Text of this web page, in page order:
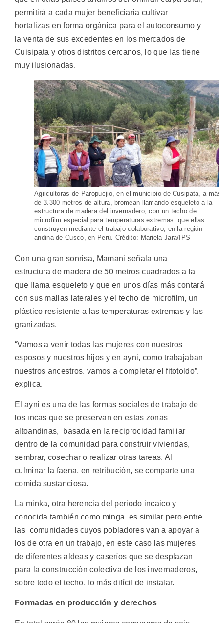
permitirá a cada mujer beneficiaria cultivar
hortalizas en forma orgánica para el autoconsumo y
la venta de sus excedentes en los mercados de
Cuisipata y otros distritos cercanos, lo que las tiene
muy ilusionadas.
Agricultoras de Paropucjio, en el municipio de Cusipata, a
de 3.300 metros de altura, bromean llamando esqueleto a la
estructura de madera del invernadero, con un techo de
microfilm especial para temperaturas extremas, que ellas
construyen mediante el trabajo colaborativo, en la región
andina de Cusco, en Perú. Crédito: Mariela Jara/IPS
Con una gran sonrisa, Mamani señala una
estructura de madera de 50 metros cuadrados a la
que llama esqueleto y que en unos días más contará
con sus mallas laterales y el techo de microfilm, un
plástico resistente a las temperaturas extremas y las
granizadas.
“Vamos a venir todas las mujeres con nuestros
esposos y nuestros hijos y en ayni, como trabajaban
nuestros ancestros, vamos a completar el fitotoldo”,
explica.
El ayni es una de las formas sociales de trabajo de
los incas que se preservan en estas zonas
altoandinas, basada en la reciprocidad familiar
dentro de la comunidad para construir viviendas,
sembrar, cosechar o realizar otras tareas. Al
culminar la faena, en retribución, se comparte una
comida sustanciosa.
La minka, otra herencia del periodo incaico y
conocida también como minga, es similar pero entre
las comunidades cuyos pobladores van a apoyar a
los de otra en un trabajo, en este caso las mujeres
de diferentes aldeas y caseríos que se desplazan
para la construcción colectiva de los invernaderos,
sobre todo el techo, lo más difícil de instalar.
Formadas en producción y derechos